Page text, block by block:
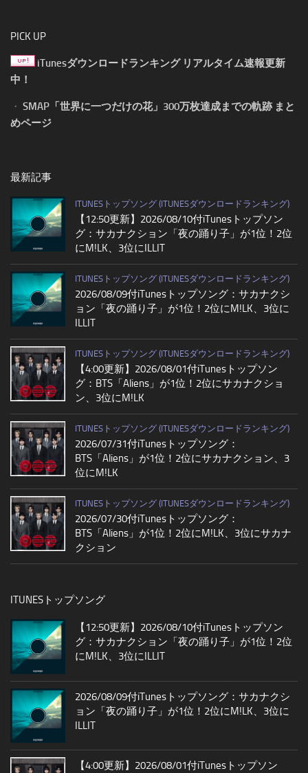
PICK UP
iTunesダウンロードランキング リアルタイム速報更新
中！
・ SMAP「世界に一つだけの花」300万枚達成までの軌跡 まと
めページ
最新記事
ITUNESトップソング (ITUNESダウンロードランキング)
【12:50更新】2026/08/10付iTunesトップソン
グ：サカナクション「夜の踊り子」が1位！2位
にM!LK、3位にILLIT
ITUNESトップソング (ITUNESダウンロードランキング)
2026/08/09付iTunesトップソング：サカナクシ
ョン「夜の踊り子」が1位！2位にM!LK、3位に
ILLIT
ITUNESトップソング (ITUNESダウンロードランキング)
【4:00更新】2026/08/01付iTunesトップソン
グ：BTS「Aliens」が1位！2位にサカナクショ
ン、3位にM!LK
ITUNESトップソング (ITUNESダウンロードランキング)
2026/07/31付iTunesトップソング：
BTS「Aliens」が1位！2位にサカナクション、3
位にM!LK
ITUNESトップソング (ITUNESダウンロードランキング)
2026/07/30付iTunesトップソング：
BTS「Aliens」が1位！2位にM!LK、3位にサカナ
クション
ITUNESトップソング
【12:50更新】2026/08/10付iTunesトップソン
グ：サカナクション「夜の踊り子」が1位！2位
にM!LK、3位にILLIT
2026/08/09付iTunesトップソング：サカナクシ
ョン「夜の踊り子」が1位！2位にM!LK、3位に
ILLIT
【4:00更新】2026/08/01付iTunesトップソン